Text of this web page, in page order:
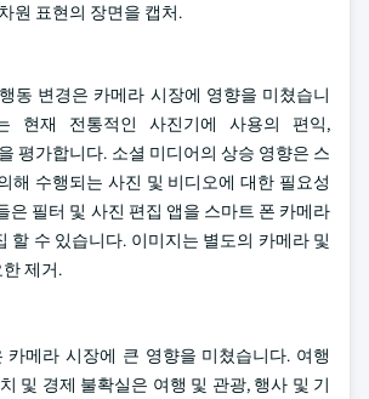
원 표현의 장면을 캡처.
동 변경은 카메라 시장에 영향을 미쳤습니
현재 전통적인 사진기에 사용의 편익,
평가합니다. 소셜 미디어의 상승 영향은 스
해 수행되는 사진 및 비디오에 대한 필요성
은 필터 및 사진 편집 앱을 스마트 폰 카메라
할 수 있습니다. 이미지는 별도의 카메라 및
제거.
카메라 시장에 큰 영향을 미쳤습니다. 여행
및 경제 불확실은 여행 및 관광, 행사 및 기